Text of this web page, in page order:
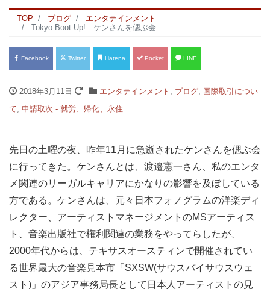
TOP ブログ
エンタテインメント
Tokyo Boot Up! ケンさんを偲ぶ会
Facebook Twitter Hatena Pocket LINE
2018年3月11日 エンタテインメント , ブログ, 国際取引につい
て, 申請取次 - 就労、帰化、永住
先日の土曜の夜、昨年11月に急逝されたケンさんを偲ぶ会
に行ってきた。ケンさんとは、渡邉憲一さん、私のエンタ
メ関連のリーガルキャリアにかなりの影響を及ぼしている
方である。ケンさんは、元々日本フォノグラムの洋楽ディ
レクター、アーティストマネージメントのMSアーティス
ト、音楽出版社で権利関連の業務をやってらしたが、
2000年代からは、テキサスオースティンで開催されてい
る世界最大の音楽見本市「SXSW(サウスバイサウスウェ
スト)」のアジア事務局長として日本人アーティストの見